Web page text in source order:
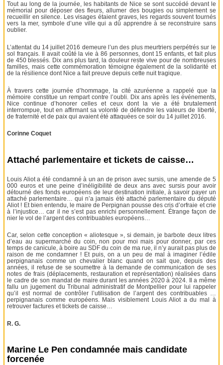
Tout au long de la journée, les habitants de Nice se sont succédé devant le
mémorial pour déposer des fleurs, allumer des bougies ou simplement se
recueillir en silence. Les visages étaient graves, les regards souvent tournés
vers la mer, symbole d’une ville qui a dû apprendre à se reconstruire sans
oublier.
L’attentat du 14 juillet 2016 demeure l’un des plus meurtriers perpétrés sur le
sol français. Il avait coûté la vie à 86 personnes, dont 15 enfants, et fait plus
de 450 blessés. Dix ans plus tard, la douleur reste vive pour de nombreuses
familles, mais cette commémoration témoigne également de la solidarité et
de la résilience dont Nice a fait preuve depuis cette nuit tragique.
À travers cette journée d’hommage, la cité azuréenne a rappelé que la
mémoire constitue un rempart contre l’oubli. Dix ans après les événements,
Nice continue d’honorer celles et ceux dont la vie a été brutalement
interrompue, tout en affirmant sa volonté de défendre les valeurs de liberté,
de fraternité et de paix qui avaient été attaquées ce soir du 14 juillet 2016.
Corinne Coquet
Attaché parlementaire et tickets de caisse…
Louis Aliot a été condamné à un an de prison avec sursis, une amende de 5
000 euros et une peine d’inéligibilité de deux ans avec sursis pour avoir
détourné des fonds européens de leur destination initiale, à savoir payer un
attaché parlementaire… qui n’a jamais été attaché parlementaire du député
Aliot ! Et bien entendu, le maire de Perpignan pousse des cris d’orfraie et crie
à l’injustice… car il ne s’est pas enrichi personnellement. Étrange façon de
nier le vol de l’argent des contribuables européens…
Car, selon cette conception « aliotesque », si demain, je barbote deux litres
d’eau au supermarché du coin, non pour moi mais pour donner, par ces
temps de canicule, à boire au SDF du coin de ma rue, il n’y aurait pas plus de
raison de me condamner ! Et puis, on a un peu de mal à imaginer l’édile
perpignanais comme un chevalier blanc quand on sait que, depuis des
années, il refuse de se soumettre à la demande de communication de ses
notes de frais (déplacements, restauration et représentation) réalisées dans
le cadre de son mandat de maire durant les années 2020 à 2024. Il a même
fallu un jugement du Tribunal administratif de Montpellier pour lui rappeler
qu’il est normal de contrôler l’utilisation de l’argent des contribuables …
perpignanais comme européens. Mais visiblement Louis Aliot a du mal à
retrouver factures et tickets de caisse…
R. G.
Marine Le Pen condamnée mais candidate
forcenée